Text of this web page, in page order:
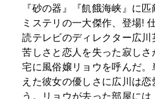
『砂の器』『飢餓海峡』に
ミステリの一大傑作、登場!
読テレビのディレクター広
苦しさと恋人を失った寂し
宅に風俗嬢リョウを呼んだ
えた彼女の優しさに広川は
う。リョウが去った部屋に